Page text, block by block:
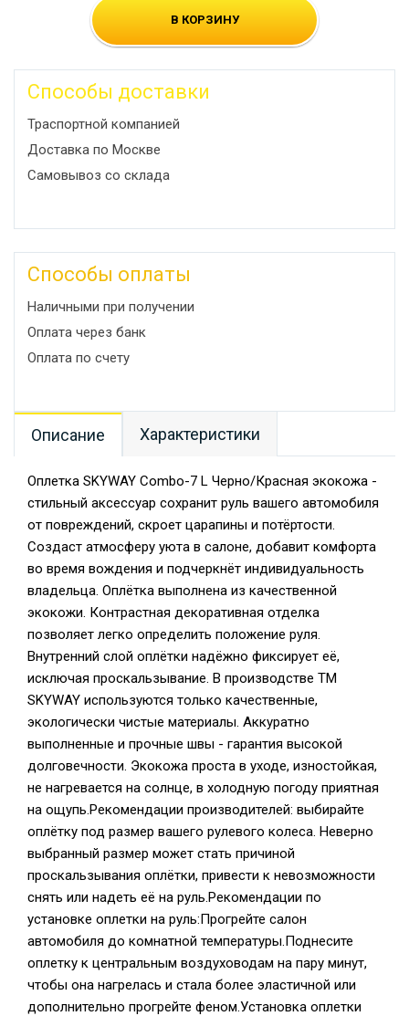
В КОРЗИНУ
Способы доставки
Траспортной компанией
Доставка по Москве
Самовывоз со склада
Способы оплаты
Наличными при получении
Оплата через банк
Оплата по счету
Описание Характеристики
Оплетка SKYWAY Combo-7 L Черно/Красная экокожа -
стильный аксессуар сохранит руль вашего автомобиля
от повреждений, скроет царапины и потёртости.
Создаст атмосферу уюта в салоне, добавит комфорта
во время вождения и подчеркнёт индивидуальность
владельца. Оплётка выполнена из качественной
экокожи. Контрастная декоративная отделка
позволяет легко определить положение руля.
Внутренний слой оплётки надёжно фиксирует её,
исключая проскальзывание. В производстве TM
SKYWAY используются только качественные,
экологически чистые материалы. Аккуратно
выполненные и прочные швы - гарантия высокой
долговечности. Экокожа проста в уходе, изностойкая,
не нагревается на солнце, в холодную погоду приятная
на ощупь.Рекомендации производителей: выбирайте
оплётку под размер вашего рулевого колеса. Неверно
выбранный размер может стать причиной
проскальзывания оплётки, привести к невозможности
снять или надеть её на руль.Рекомендации по
установке оплетки на руль:Прогрейте салон
автомобиля до комнатной температуры.Поднесите
оплетку к центральным воздуховодам на пару минут,
чтобы она нагрелась и стала более эластичной или
дополнительно прогрейте феном.Установка оплетки